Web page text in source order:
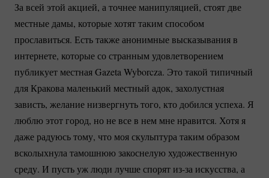
За всей этой акцией, а точнее манипуляцией, стоят две
местные дамы, которые хотят таким способом
прославиться. Есть также анонимные высказывания в
интернете, которые со странным удовлетворением
публикует местная Gazeta Wyborcza. Это такой типичный
для Кракова маленький местный адок, захолустная
зависть, желание низвергнуть того, кто добился успеха. Я
люблю этот город, но не все в нем мне нравится. Хотя я
даже радуюсь тому, что моя скульптура таким образом
всколыхнула тамошнюю закоснелую художественную
среду. И пусть уж люди лучше спорятиз-заискусства, а